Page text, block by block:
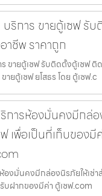
บริการ ขายตู้เซฟ รั
ชีพ ราคาถูก
ร ขายตู้เซฟ รับติดตั้งตู้เซฟ
ายตู้เซฟ ยโสธร โดย ตู้เซฟ.c
การห้องมั่นคงมีกล่อ
เพื่อเป็นที่เก็บของมี
องมั่นคงมีกล่องนิรภัยให้เช่า
บฝากของมีค่า ตู้เซฟ.com